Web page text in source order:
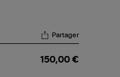
Partager
150,00 €